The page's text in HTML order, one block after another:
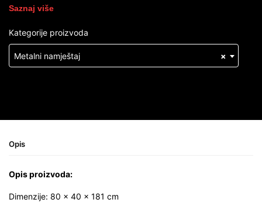
Saznaj više
Kategorije proizvoda
×
Metalni namještaj
Opis
Opis proizvoda:
Dimenzije: 80 × 40 × 181 cm